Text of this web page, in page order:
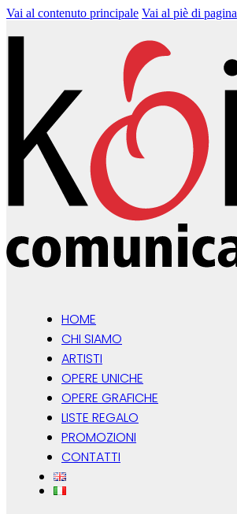
Vai al contenuto principale Vai al piè di pagina
HOME
CHI SIAMO
ARTISTI
OPERE UNICHE
OPERE GRAFICHE
LISTE REGALO
PROMOZIONI
CONTATTI